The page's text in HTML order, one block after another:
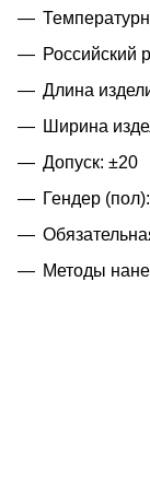
Российский
Длина
Ширина
Допуск: ±20
Гендер
Методы